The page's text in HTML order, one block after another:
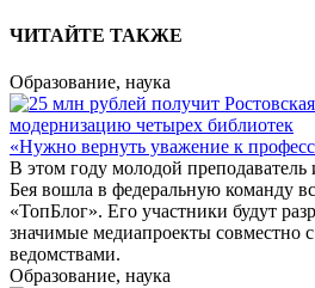
ЧИТАЙТЕ ТАКЖЕ
Образование, наука
«Нужно вернуть уважение к
В этом году молодой
Бея вошла в федеральную команду
«ТопБлог». Его участники будут
значимые медиапроекты совместно
ведомствами.
Образование, наука